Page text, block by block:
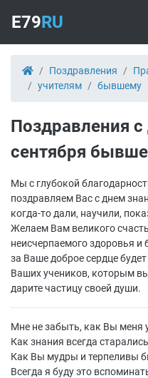
E79RU
Поздравления
учителям
бывшему
Поздравления
сентября
Мы с глубокой
поздравляем Вас с днем
когда-то дали, научили,
Желаем Вам великого
неисчерпаемого здоровья и
за Ваше доброе сердце
Ваших учеников, которым
дарите частицу своей души.
Мне не забыть, как Вы меня
Как знания всегда
Как Вы мудры и терпеливы
Всегда я буду это